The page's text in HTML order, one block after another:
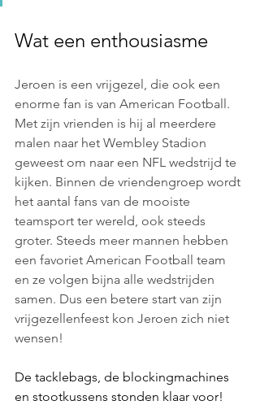
Wat een enthousiasme
Jeroen is een vrijgezel, die ook een
enorme fan is van American Football.
Met zijn vrienden is hij al meerdere
malen naar het Wembley Stadion
geweest om naar een NFL wedstrijd te
kijken. Binnen de vriendengroep wordt
het aantal fans van de mooiste
teamsport ter wereld, ook steeds
groter. Steeds meer mannen hebben
een favoriet American Football team
en ze volgen bijna alle wedstrijden
samen. Dus een betere start van zijn
vrijgezellenfeest kon Jeroen zich niet
wensen!
De tacklebags, de blockingmachines
en stootkussens stonden klaar voor!